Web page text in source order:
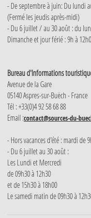
- De septembre à juin: Du lundi
(Fermé les jeudis après-midi)
- Du 6 juillet / au 30 août : du
Dimanche et jour férié : 9h à
Bureau d'Informations
Avenue de la Gare
05140 Aspres-sur-Buëch - France
Tél : +33(0)4 92 58 68 88
Email :contact@sources-du-
- Hors vacances d'été : mardi de
- Du 6 juillet au 30 août :
Les Lundi et Mercredi
de 09h30 à 12h30
et de 15h30 à 18h00
Le samedi matin de 09h30 à